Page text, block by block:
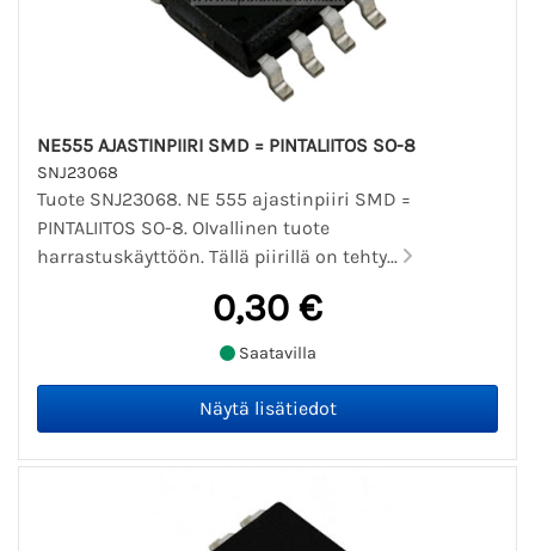
NE555 AJASTINPIIRI SMD = PINTALIITOS SO-8
SNJ23068
Tuote SNJ23068. NE 555 ajastinpiiri SMD =
PINTALIITOS SO-8. OIvallinen tuote
harrastuskäyttöön. Tällä piirillä on tehty...
0,30 €
Saatavilla